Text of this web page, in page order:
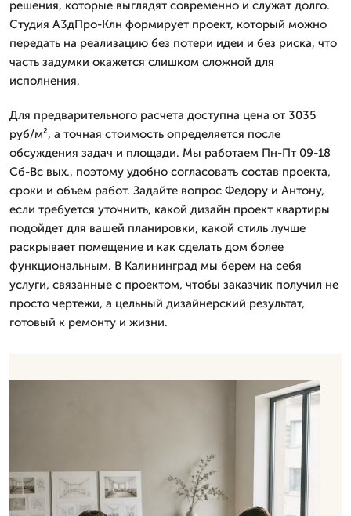
решения, которые выглядят современно и служат долго.
Студия А3дПро-Клн формирует проект, который можно
передать на реализацию без потери идеи и без риска, что
часть задумки окажется слишком сложной для
исполнения.
Для предварительного расчета доступна цена от 3035
руб/м², а точная стоимость определяется после
обсуждения задач и площади. Мы работаем Пн-Пт 09-18
Сб-Вс вых., поэтому удобно согласовать состав проекта,
сроки и объем работ. Задайте вопрос Федору и Антону,
если требуется уточнить, какой дизайн проект квартиры
подойдет для вашей планировки, какой стиль лучше
раскрывает помещение и как сделать дом более
функциональным. В Калининград мы берем на себя
услуги, связанные с проектом, чтобы заказчик получил не
просто чертежи, а цельный дизайнерский результат,
готовый к ремонту и жизни.